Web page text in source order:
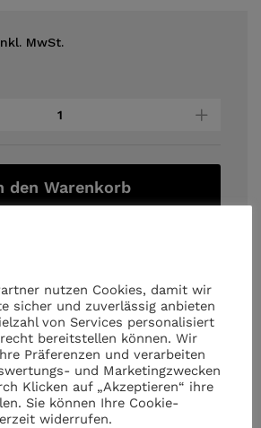
MwSt.
den Warenkorb
nutzen Cookies, damit wir
sicher und zuverlässig anbieten
von Services personalisiert
bereitstellen können. Wir
Präferenzen und verarbeiten
und Marketingzwecken
Klicken auf „Akzeptieren“ ihre
Sie können Ihre Cookie-
widerrufen.